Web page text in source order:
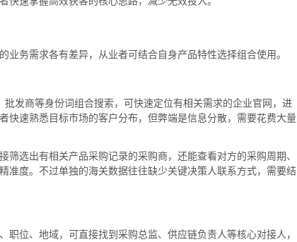
务需求各有差异，从业者可结合自身产品特性选择组合使用。
发商等身份词组合搜索，可快速定位有相关需求的企业官网，进
快速熟悉目标市场的客户分布，但弊端是信息分散，需要花费大量
选出有相关产品采购记录的采购商，还能查看对方的采购周期、
准度。不过单独的海关数据往往缺少关键决策人联系方式，需要结
位、地域，可直接找到采购总监、供应链负责人等核心对接人，